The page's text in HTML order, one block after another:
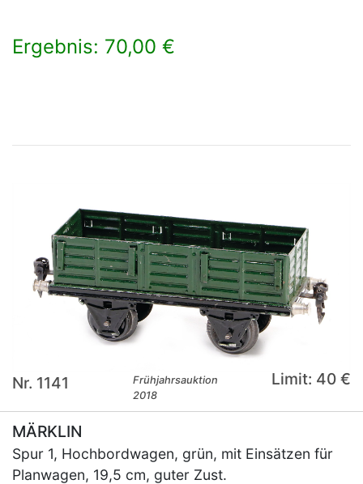
Ergebnis: 70,00 €
Nr. 1141
Frühjahrsauktion
2018
Limit: 40 €
MÄRKLIN
Spur 1, Hochbordwagen, grün, mit Einsätzen für
Planwagen, 19,5 cm, guter Zust.